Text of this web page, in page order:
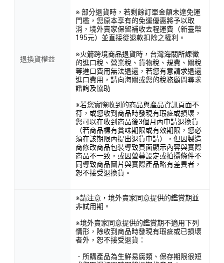
退換貨權益
※ 部分退貨時，若剩餘訂單金額未達免運
門檻，您原本享有的免運優惠將予以取
消，境外賣家保留補收去程運費（新臺幣
195元）並直接從退款扣除之權利。
※火箭跨境商品退貨時，台灣海關所課徵
的進口稅、營業稅、貨物稅、規費、關稅
等進口費用無法退還，若您有意請求退還
進口費用，請向海關或您的稅務顧問尋求
諮詢及協助
※若您實際收到的商品與產品資訊頁面不
符，或您收到商品時發現有瑕疵或損壞，
您可以在收到商品後3個月內申請退換貨
（若商品標有賞味期限或有效期限，您必
須在該期限內提出退貨申請），但因製造
商修改商品包裝導致頁面顯示內容與實際
商品不一致，或因螢幕設定或拍攝條件不
同導致商品圖片與實際產品略有差異者，
恕不接受退換貨。
※請注意，境外賣家同意提供的鑑賞期並
非試用期。
※境外賣家同意提供的鑑賞期不適用下列
情形，除收到商品時發現有瑕疵或已損壞
者外，恕不接受退貨：
．所購產品為生鮮易腐類、保存期限很短